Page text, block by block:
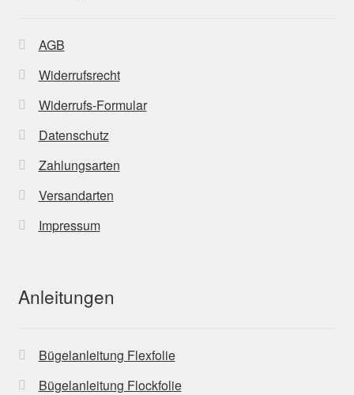
AGB
Widerrufsrecht
Widerrufs-Formular
Datenschutz
Zahlungsarten
Versandarten
Impressum
Anleitungen
Bügelanleitung Flexfolie
Bügelanleitung Flockfolie